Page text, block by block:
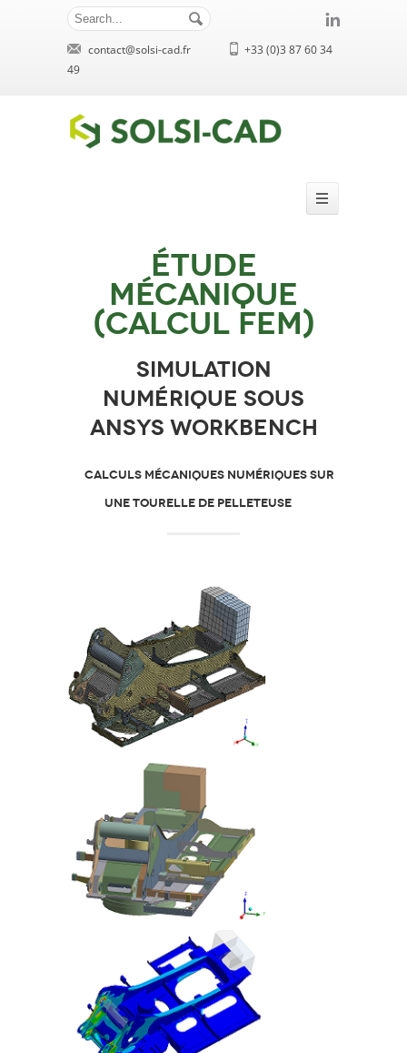
contact@solsi-cad.fr
+33 (0)3 87 60 34
49
Étude
mécanique
(Calcul FEM)
Simulation
numérique sous
Ansys Workbench
CALCULS MÉCANIQUES NUMÉRIQUES SUR
UNE TOURELLE DE PELLETEUSE